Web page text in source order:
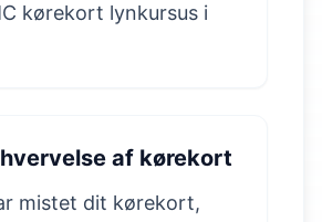
kørekort lynkursus i
af kørekort
mistet dit kørekort,